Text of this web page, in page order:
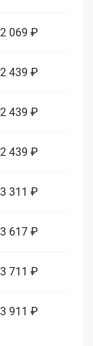
2 069 ₽
2 439 ₽
2 439 ₽
2 439 ₽
3 311 ₽
3 617 ₽
3 711 ₽
3 911 ₽